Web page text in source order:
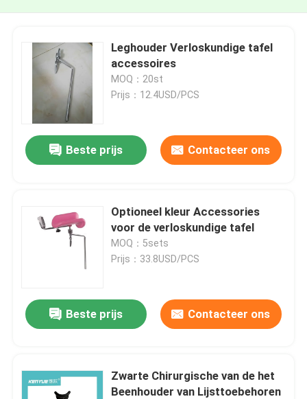
Leghouder Verloskundige tafel
accessoires
MOQ：20st
Prijs：12.4USD/PCS
Beste prijs Contacteer ons
Optioneel kleur Accessories
voor de verloskundige tafel
MOQ：5sets
Prijs：33.8USD/PCS
Beste prijs Contacteer ons
Zwarte Chirurgische van de het
Beenhouder van Lijsttoebehoren